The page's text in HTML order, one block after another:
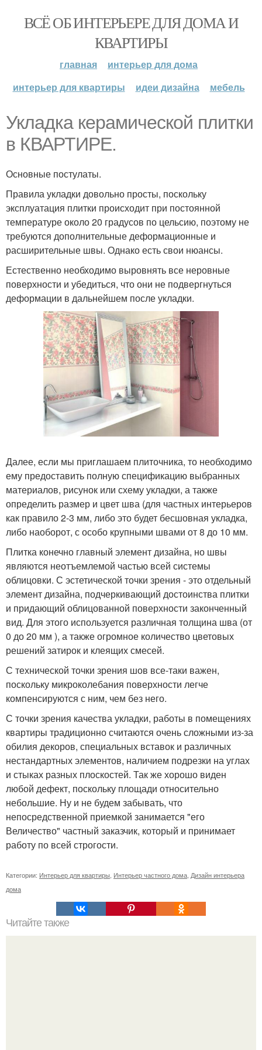
ВСЁ ОБ ИНТЕРЬЕРЕ ДЛЯ ДОМА И
КВАРТИРЫ
главная
интерьер для дома
интерьер для квартиры
идеи дизайна мебель
Укладка керамической плитки
в КВАРТИРЕ.
Основные постулаты.
Правила укладки довольно просты, поскольку
эксплуатация плитки происходит при постоянной
температуре около 20 градусов по цельсию, поэтому не
требуются дополнительные деформационные и
расширительные швы. Однако есть свои нюансы.
Естественно необходимо выровнять все неровные
поверхности и убедиться, что они не подвергнуться
деформации в дальнейшем после укладки.
Далее, если мы приглашаем плиточника, то необходимо
ему предоставить полную спецификацию выбранных
материалов, рисунок или схему укладки, а также
определить размер и цвет шва (для частных интерьеров
как правило 2-3 мм, либо это будет бесшовная укладка,
либо наоборот, с особо крупными швами от 8 до 10 мм.
Плитка конечно главный элемент дизайна, но швы
являются неотъемлемой частью всей системы
облицовки. С эстетической точки зрения - это отдельный
элемент дизайна, подчеркивающий достоинства плитки
и придающий облицованной поверхности законченный
вид. Для этого используется различная толщина шва (от
0 до 20 мм ), а также огромное количество цветовых
решений затирок и клеящих смесей.
С технической точки зрения шов все-таки важен,
поскольку микроколебания поверхности легче
компенсируются с ним, чем без него.
С точки зрения качества укладки, работы в помещениях
квартиры традиционно считаются очень сложными из-за
обилия декоров, специальных вставок и различных
нестандартных элементов, наличием подрезки на углах
и стыках разных плоскостей. Так же хорошо виден
любой дефект, поскольку площади относительно
небольшие. Ну и не будем забывать, что
непосредственной приемкой занимается "его
Величество" частный заказчик, который и принимает
работу по всей строгости.
Категории: Интерьер для квартиры Интерьер частного дома Дизайн интерьера
дома
Читайте также